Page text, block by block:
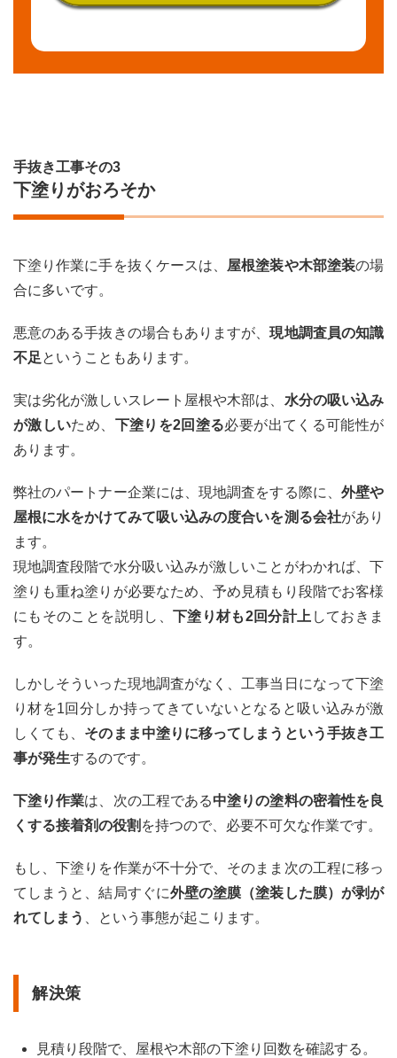
手抜き工事その3
下塗りがおろそか
下塗り作業に手を抜くケースは、 屋根塗装や木部塗装の場
合に多いです。
悪意のある手抜きの場合もありますが、現地調査員の知識
不足ということもあります。
実は劣化が激しいスレート屋根や木部は、 水分の吸い込み
が激しいため、 下塗りを2回塗る必要が出てくる可能性が
あります。
弊社のパートナー企業には、現地調査をする際に、 外壁や
屋根に水をかけてみて吸い込みの度合いを測る会社があり
ます。
現地調査段階で水分吸い込みが激しいことがわかれば、下
塗りも重ね塗りが必要なため、予め見積もり段階でお客様
にもそのことを説明し、
下塗り材も2回分計上 しておきま
す。
しかしそういった現地調査がなく、工事当日になって下塗
り材を1回分しか持ってきていないとなると吸い込みが激
しくても、 そのまま中塗りに移ってしまうという手抜き工
事が発生するのです。
下塗り作業は、次の工程である中塗りの塗料の密着性を良
くする接着剤の役割 を持つので、必要不可欠な作業です。
もし、下塗りを作業が不十分で、そのまま次の工程に移っ
てしまうと、結局すぐに外壁の塗膜（塗装した膜）が剥が
れてしまう 、という事態が起こります。
解決策
見積り段階で、屋根や木部の下塗り回数を確認する。